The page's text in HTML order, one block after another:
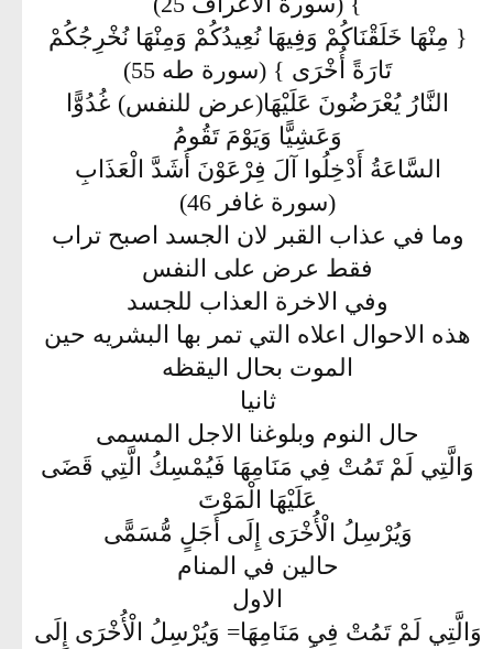
{ مِنْهَا خَلَقْنَاكُمْ وَفِيهَا نُعِيدُكُمْ وَمِنْهَا نُخْرِجُكُمْ
تَارَةً أُخْرَى } (سورة طه 55)
النَّارُ يُعْرَضُونَ عَلَيْهَا(عرض للنفس) غُدُوًّا
وَعَشِيًّا وَيَوْمَ تَقُومُ
السَّاعَةُ أَدْخِلُوا آلَ فِرْعَوْنَ أَشَدَّ الْعَذَابِ
(سورة غافر 46)
وما في عذاب القبر لان الجسد اصبح تراب
فقط عرض على النفس
وفي الاخرة العذاب للجسد
هذه الاحوال اعلاه التي تمر بها البشريه حين
الموت بحال اليقظه
ثانيا
حال النوم وبلوغنا الاجل المسمى
وَالَّتِي لَمْ تَمُتْ فِي مَنَامِهَا فَيُمْسِكُ الَّتِي قَضَى
عَلَيْهَا الْمَوْتَ
وَيُرْسِلُ الْأُخْرَى إِلَى أَجَلٍ مُّسَمًّى
حالين في المنام
الاول
وَالَّتِي لَمْ تَمُتْ فِي مَنَامِهَا= وَيُرْسِلُ الْأُخْرَى إِلَى